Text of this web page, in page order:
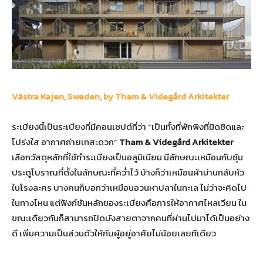
Västra Kajen, Sweden, by Tham & Videgård Arkitekter
ระเบียงนี้เป็นระเบียงที่มีคอนเซปต์ที่ว่า “เป็นทั้งที่พักพิงที่มิดชิดและ
โปร่งใส อากาศถ่ายเทสะดวก” Tham & Videgård Arkitekter
เลือกวัสดุหลักที่ใช้ทำระเบียงเป็นอลูมิเนียม มีลักษณะเหมือนกับซุ้ม
ประตูโบราณที่ตั้งในลักษณะที่คว่ำไว้ บ้างก็ว่าเหมือนผ้าม่านกลับหัว
ในโรงละคร บางคนก็บอกว่าเหมือนอวนหาปลาในทะเล ไม่ว่าจะคิดไป
ในทางไหน แต่ฟังก์ชันหลักของระเบียงคือการให้อากาศไหลเวียน ใน
ขณะเดียวกันก็สามารถปิดบังสายตาจากคนที่ผ่านไปมาได้เป็นอย่าง
ดี เพิ่มความเป็นส่วนตัวให้กับผู้อยู่อาศัยไม่น้อยเลยทีเดียว